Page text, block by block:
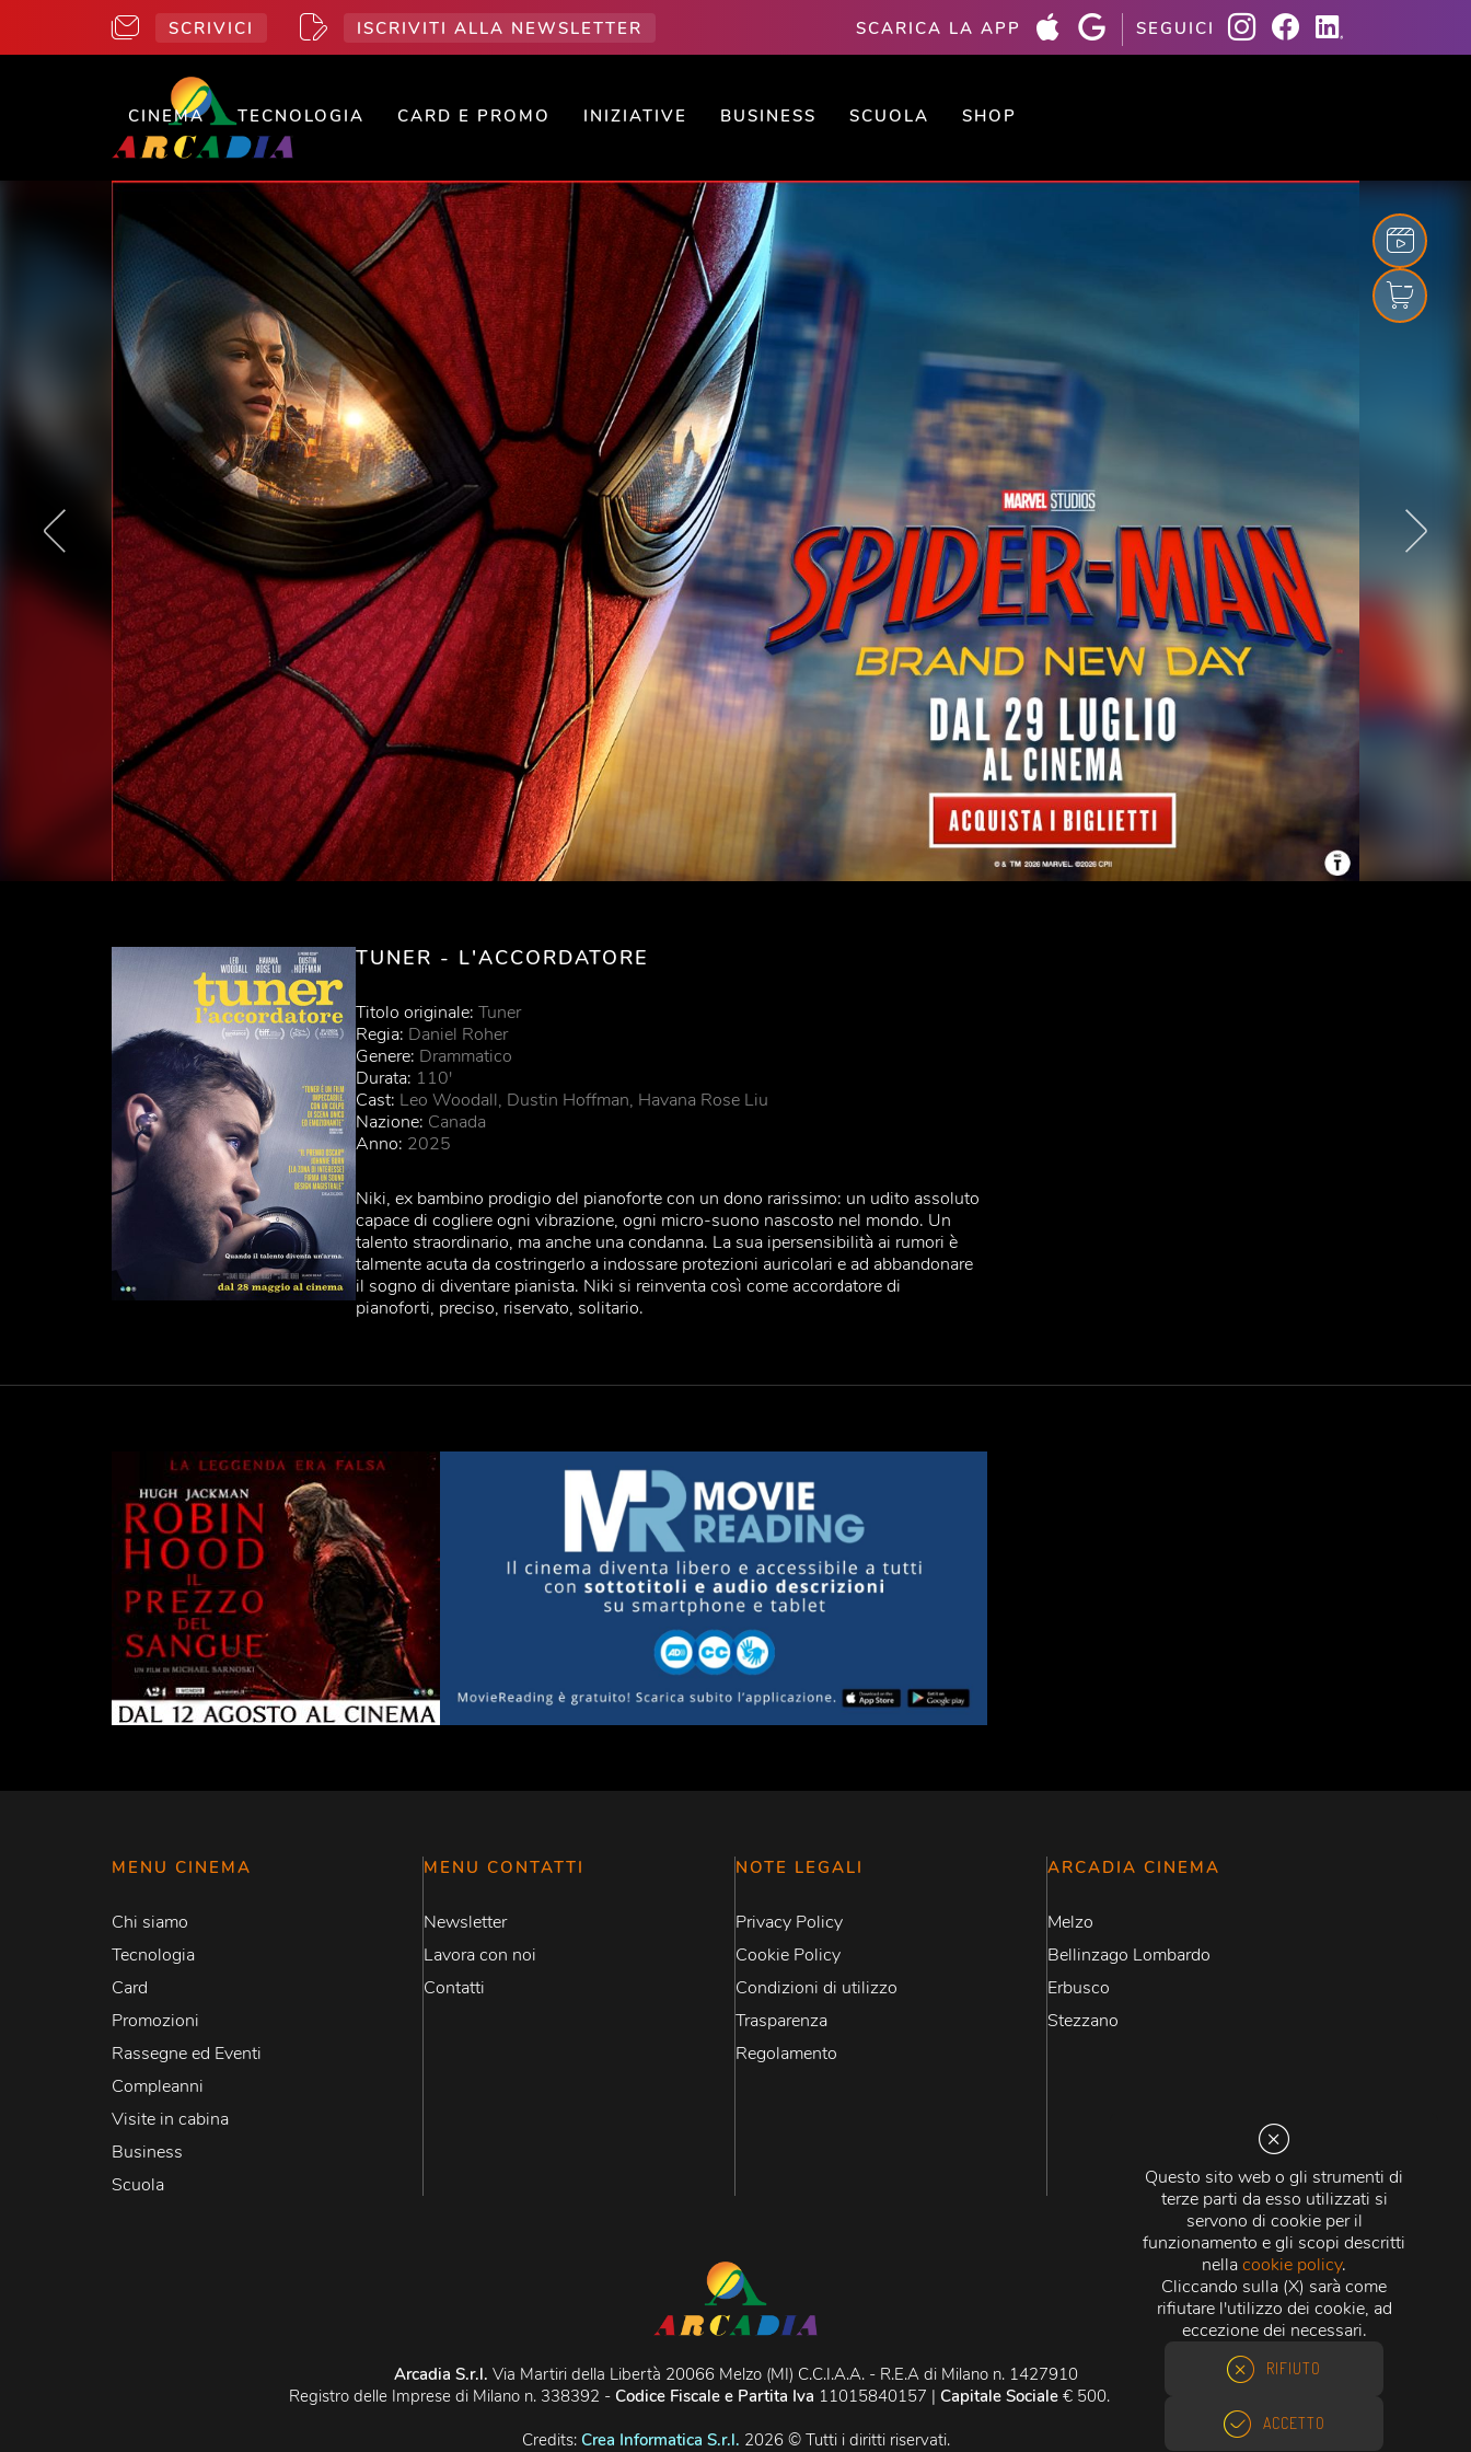
Questo sito web o gli strumenti di
terze parti da esso utilizzati si
servono di cookie per il
funzionamento e gli scopi descritti
nellacookie policy.
Cliccando sulla (X) sarà come
rifiutare l'utilizzo dei cookie, ad
eccezione dei necessari.
RIFIUTO
ACCETTO
SCRIVICI ISCRIVITI ALLA NEWSLETTER SCARICA LA APP SEGUICI
CINEMA TECNOLOGIA CARD E PROMO INIZIATIVE BUSINESS SCUOLA SHOP
TUNER - L'ACCORDATORE
Titolo originale: Tuner
Regia: Daniel Roher
Genere: Drammatico
Durata: 110'
Cast: Leo Woodall, Dustin Hoffman, Havana Rose Liu
Nazione: Canada
Anno: 2025
Niki, ex bambino prodigio del pianoforte con un dono rarissimo: un udito assoluto
capace di cogliere ogni vibrazione, ogni micro-suono nascosto nel mondo. Un
talento straordinario, ma anche una condanna. La sua ipersensibilità ai rumori è
talmente acuta da costringerlo a indossare protezioni auricolari e ad abbandonare
il sogno di diventare pianista. Niki si reinventa così come accordatore di
pianoforti, preciso, riservato, solitario.
MENU CINEMA
Chi siamo
Tecnologia
Card
Promozioni
Rassegne ed Eventi
Compleanni
Visite in cabina
Business
Scuola
MENU CONTATTI
Newsletter
Lavora con noi
Contatti
NOTE LEGALI
Privacy Policy
Cookie Policy
Condizioni di utilizzo
Trasparenza
Regolamento
ARCADIA CINEMA
Melzo
Bellinzago Lombardo
Erbusco
Stezzano
Arcadia S.r.l. Via Martiri della Libertà 20066 Melzo (MI) C.C.I.A.A. - R.E.A di Milano n. 1427910
Registro delle Imprese di Milano n. 338392 - Codice Fiscale e Partita Iva 11015840157 | Capitale Sociale€ 500.000,00 i.v.
Credits: Crea Informatica S.r.l. 2026 © Tutti i diritti riservati.